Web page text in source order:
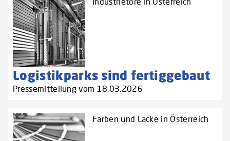
Logistikparks sind fertiggebaut
Pressemitteilung vom 18.03.2026
Farben und Lacke in Österreich